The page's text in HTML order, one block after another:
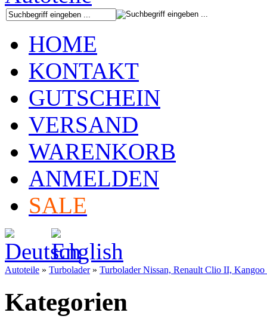
HOME
KONTAKT
GUTSCHEIN
VERSAND
WARENKORB
ANMELDEN
SALE
Autoteile » Turbolader» Turbolader Nissan, Renault Clio II,
Kategorien